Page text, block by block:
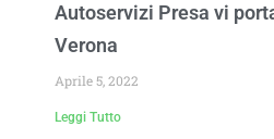
Autoservizi Presa vi
Verona
Aprile 5, 2022
Leggi Tutto